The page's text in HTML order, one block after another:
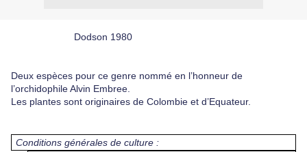
Dodson 1980
Deux espèces pour ce genre nommé en l’honneur de
l’orchidophile Alvin Embree.
Les plantes sont originaires de Colombie et d’Equateur.
Conditions générales de culture :